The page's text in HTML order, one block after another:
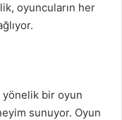
oyuncuların her
yönelik bir oyun
sunuyor. Oyun